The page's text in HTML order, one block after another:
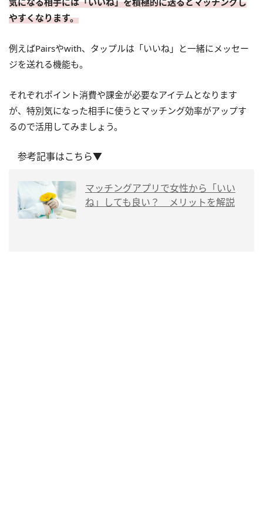
やすくなります。
例えばPairsやwith、タップルは「いいね」と一緒にメッセー
ジを送れる機能も。
それぞれポイント消費や課金が必要なアイテムとなります
が、特別気になった相手に使うとマッチング効率がアップす
るので活用してみましょう。
参考記事はこちら▼
マッチングアプリで女性から「いい
ね」しても良い？ メリットを解説